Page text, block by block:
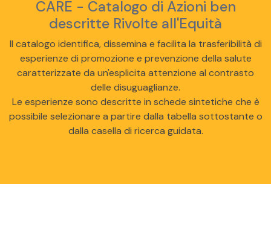
CARE - Catalogo di Azioni ben
descritte Rivolte all'Equità
Il catalogo identifica, dissemina e facilita la trasferibilità di
esperienze di promozione e prevenzione della salute
caratterizzate da un'esplicita attenzione al contrasto
delle disuguaglianze.
Le esperienze sono descritte in schede sintetiche che è
possibile selezionare a partire dalla tabella sottostante o
dalla casella di ricerca guidata.